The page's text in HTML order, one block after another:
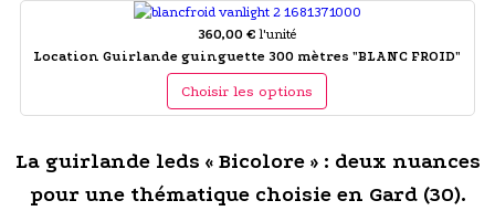
360,00 € l'unité
Location Guirlande guinguette 300 mètres "BLANC FROID"
Choisir les options
La guirlande leds « Bicolore » : deux nuances
pour une thématique choisie en Gard (30).